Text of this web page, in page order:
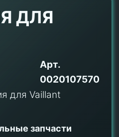
ДЛЯ
Арт.
0020107570
запчасти